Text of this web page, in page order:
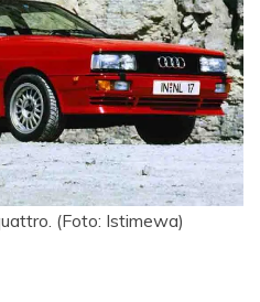
(Foto: Istimewa)